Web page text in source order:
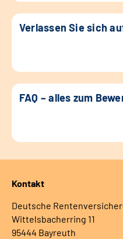
Verlassen Sie sich
FAQ – alles zum
Kontakt
Deutsche
Wittelsbacherring 11
95444 Bayreuth